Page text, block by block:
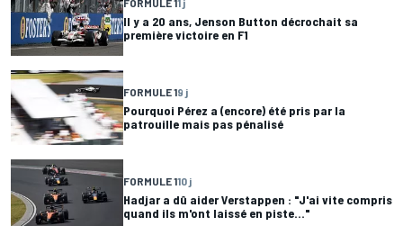
Il y a 20 ans, Jenson Button décrochait sa
première victoire en F1
FORMULE 19 j
Pourquoi Pérez a (encore) été pris par la
patrouille mais pas pénalisé
FORMULE 110 j
Hadjar a dû aider Verstappen : "J'ai vite compris
quand ils m'ont laissé en piste..."